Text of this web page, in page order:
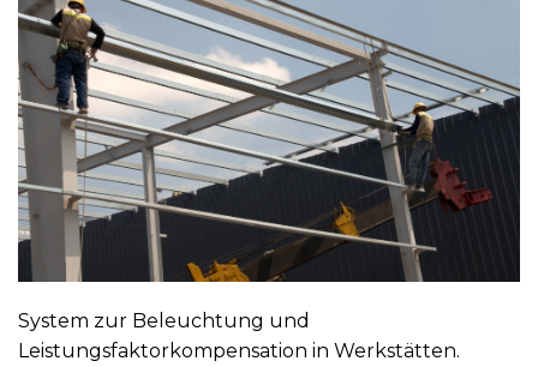
System zur Beleuchtung und
Leistungsfaktorkompensation in Werkstätten.